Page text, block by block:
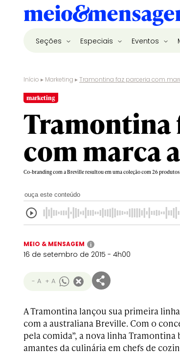
Seções Especiais Eventos
Início ▸ Marketing ▸ Tramontina faz parceria com
marketing
Tramontina
com marca
Co-branding com a Breville resultou em uma coleção com 26 produtos
ouça este conteúdo
MEIO & MENSAGEM i
16 de setembro de 2015 - 4h00
- A + A
A Tramontina lançou sua primeira
com a australiana Breville. Com o
pela comida”, a nova linha
amantes da culinária em chefs de